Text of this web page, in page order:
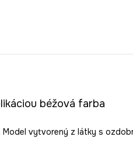
béžová farba
Model vytvorený z látky s